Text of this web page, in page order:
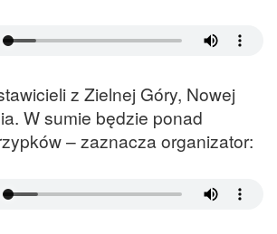
z Zielnej Góry, Nowej
W sumie będzie ponad
– zaznacza organizator: